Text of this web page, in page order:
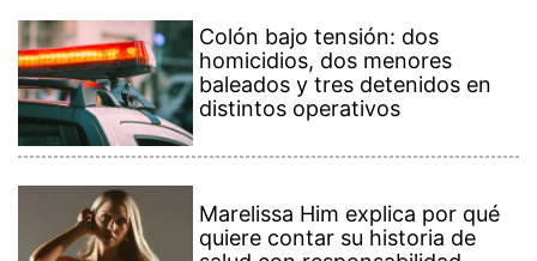
Colón bajo tensión: dos
homicidios, dos menores
baleados y tres detenidos en
distintos operativos
Marelissa Him explica por qué
quiere contar su historia de